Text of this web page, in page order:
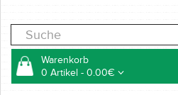
Warenkorb
0 Artikel - 0.00€